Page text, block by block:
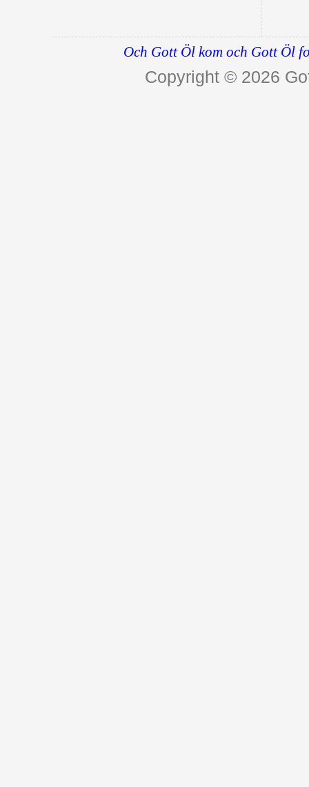
Och Gott Öl kom och Gott Öl
Copyright © 2026